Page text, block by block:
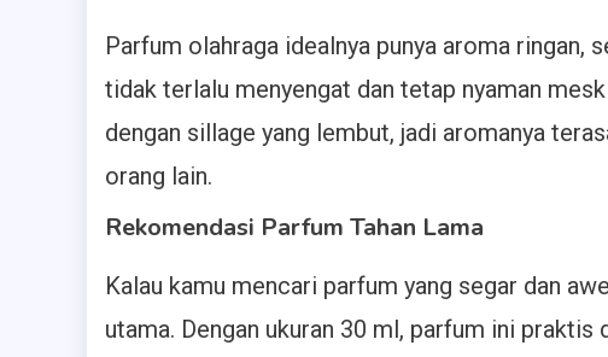
Parfum olahraga idealnya punya aroma
tidak terlalu menyengat dan tetap nyaman
dengan sillage yang lembut, jadi aromanya
orang lain.
Rekomendasi Parfum Tahan Lama
Kalau kamu mencari parfum yang segar dan
utama. Dengan ukuran 30 ml, parfum ini